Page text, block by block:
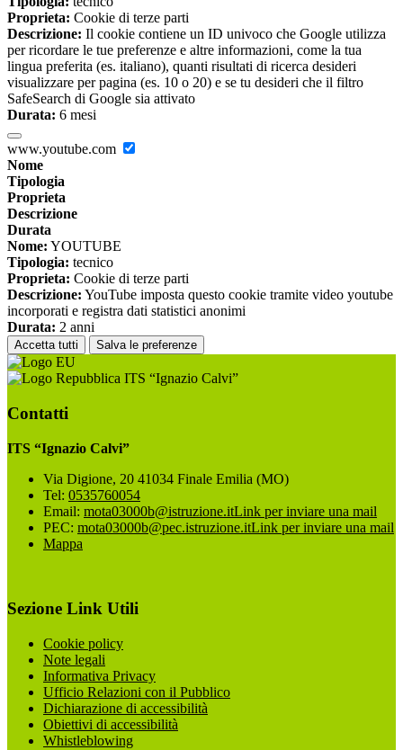
Proprieta: Cookie di terze parti
Descrizione: Il cookie contiene un ID univoco che Google utilizza
per ricordare le tue preferenze e altre informazioni, come la tua
lingua preferita (es. italiano), quanti risultati di ricerca desideri
visualizzare per pagina (es. 10 o 20) e se tu desideri che il filtro
SafeSearch di Google sia attivato
Durata: 6 mesi
www.youtube.com
Nome
Tipologia
Proprieta
Descrizione
Durata
Nome: YOUTUBE
Tipologia: tecnico
Proprieta: Cookie di terze parti
Descrizione: YouTube imposta questo cookie tramite video youtube
incorporati e registra dati statistici anonimi
Durata: 2 anni
Accetta tutti Salva le preferenze
ITS “Ignazio Calvi”
Contatti
ITS “Ignazio Calvi”
Via Digione, 20 41034 Finale Emilia (MO)
Tel: 0535760054
Email: mota03000b@istruzione.itLink per inviare una mail
PEC: mota03000b@pec.istruzione.itLink per inviare una mail
Mappa
Sezione Link Utili
Cookie policy
Note legali
Informativa Privacy
Ufficio Relazioni con il Pubblico
Dichiarazione di accessibilità
Obiettivi di accessibilità
Whistleblowing